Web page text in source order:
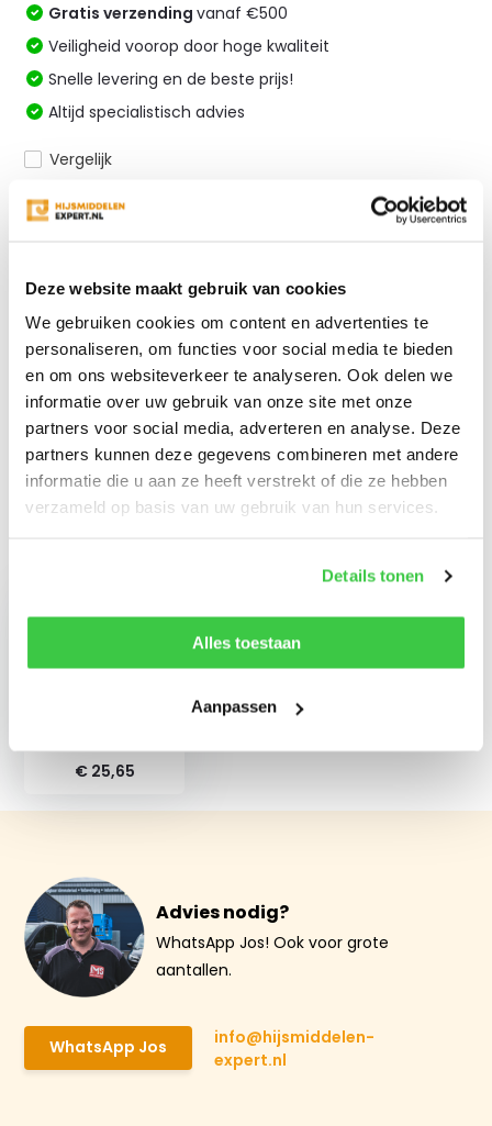
Deze website maakt gebruik van cookies
We gebruiken cookies om content en advertenties te
personaliseren, om functies voor social media te bieden
en om ons websiteverkeer te analyseren. Ook delen we
informatie over uw gebruik van onze site met onze
partners voor social media, adverteren en analyse. Deze
partners kunnen deze gegevens combineren met andere
informatie die u aan ze heeft verstrekt of die ze hebben
verzameld op basis van uw gebruik van hun services.
Details tonen
Alles toestaan
Aanpassen
Gratis verzendingvanaf €500
Veiligheid voorop door hoge kwaliteit
Snelle levering en de beste prijs!
Altijd specialistisch advies
Vergelijk
Specificaties
Reviews
Delen
€ 25,65
Advies nodig?
WhatsApp Jos! Ook voor grote
aantallen.
WhatsApp Jos
info@hijsmiddelen-
expert.nl